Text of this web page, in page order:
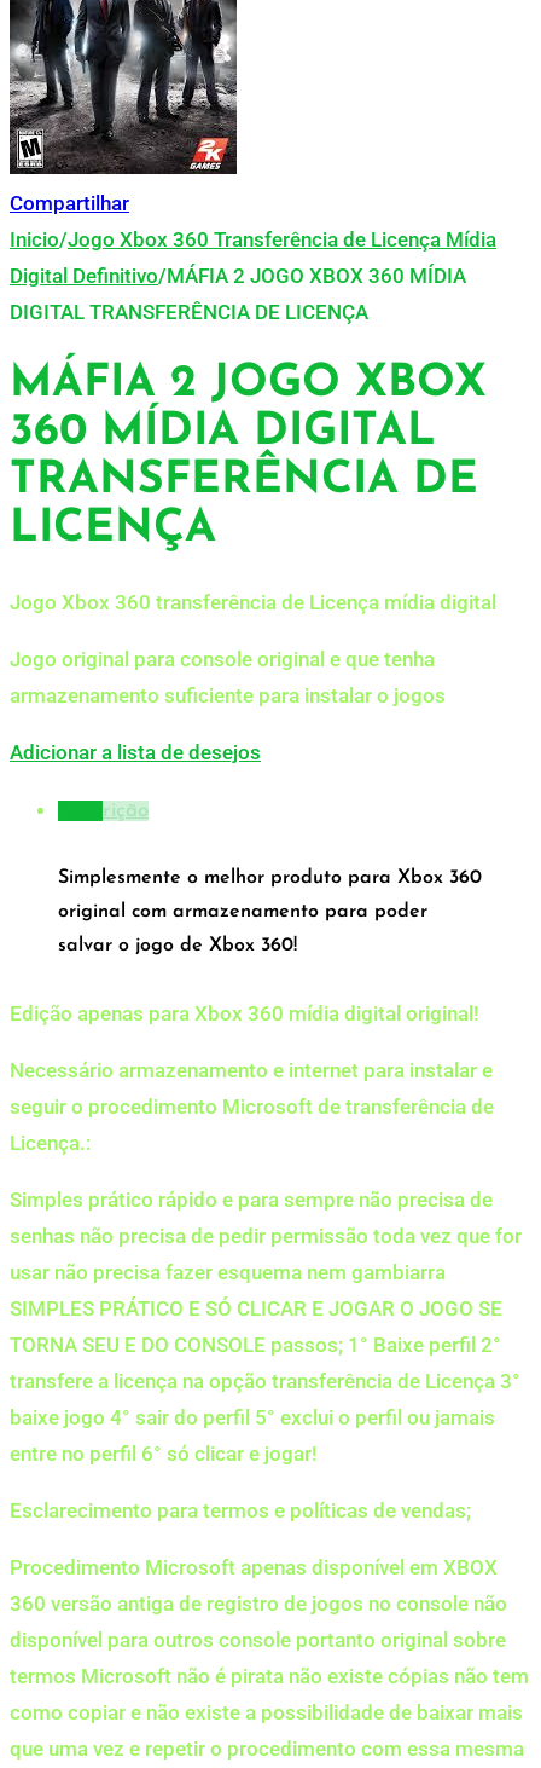
Compartilhar
Inicio/Jogo Xbox 360 Transferência de Licença Mídia
Digital Definitivo/MÁFIA 2 JOGO XBOX 360 MÍDIA
DIGITAL TRANSFERÊNCIA DE LICENÇA
MÁFIA 2 JOGO XBOX
360 MÍDIA DIGITAL
TRANSFERÊNCIA DE
LICENÇA
Jogo Xbox 360 transferência de Licença mídia digital
Jogo original para console original e que tenha
armazenamento suficiente para instalar o jogos
Adicionar a lista de desejos
Descrição
Simplesmente o melhor produto para Xbox 360
original com armazenamento para poder
salvar o jogo de Xbox 360!
Edição apenas para Xbox 360 mídia digital original!
Necessário armazenamento e internet para instalar e
seguir o procedimento Microsoft de transferência de
Licença.:
Simples prático rápido e para sempre não precisa de
senhas não precisa de pedir permissão toda vez que for
usar não precisa fazer esquema nem gambiarra
SIMPLES PRÁTICO E SÓ CLICAR E JOGAR O JOGO SE
TORNA SEU E DO CONSOLE passos; 1° Baixe perfil 2°
transfere a licença na opção transferência de Licença 3°
baixe jogo 4° sair do perfil 5° exclui o perfil ou jamais
entre no perfil 6° só clicar e jogar!
Esclarecimento para termos e políticas de vendas;
Procedimento Microsoft apenas disponível em XBOX
360 versão antiga de registro de jogos no console não
disponível para outros console portanto original sobre
termos Microsoft não é pirata não existe cópias não tem
como copiar e não existe a possibilidade de baixar mais
que uma vez e repetir o procedimento com essa mesma